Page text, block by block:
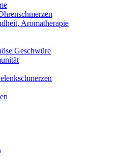
Aromatherapie
Geschwüre